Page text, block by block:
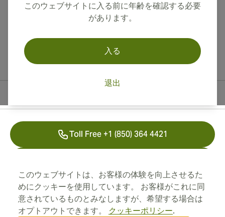
このウェブサイトは、お客様の体験を向上させるた
めにクッキーを使用しています。 お客様がこれに同
意されているものとみなしますが、希望する場合は
オプトアウトできます。 クッキーポリシー.
このウェブサイトに入る前に年齢を確認する必要
があります。
入る
退出
Toll Free +1 (850) 364 4421
info@swisscubancigars.com